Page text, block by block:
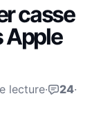
casse
Apple
lecture· 24·